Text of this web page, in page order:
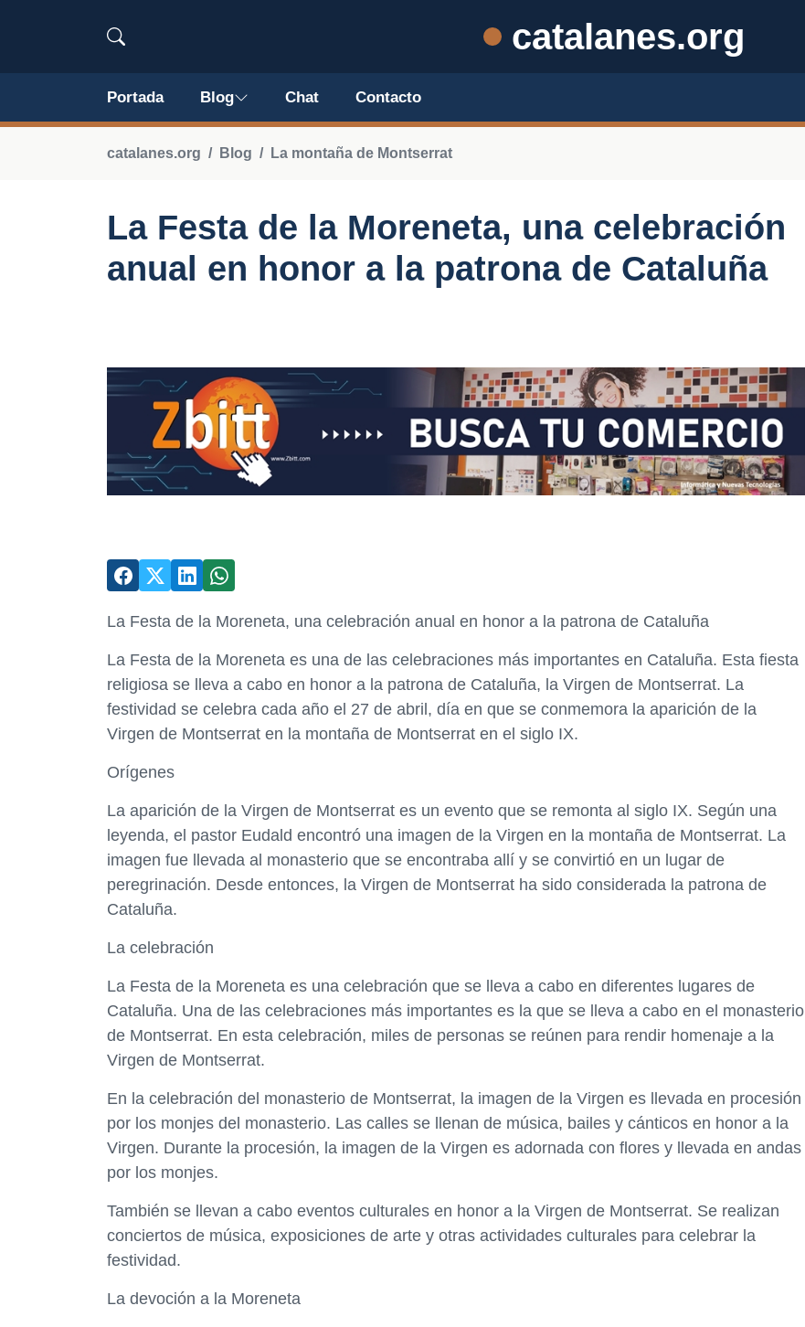
catalanes.org
Portada Blog Chat Contacto
catalanes.org Blog La montaña de Montserrat
La Festa de la Moreneta, una celebración
anual en honor a la patrona de Cataluña
La Festa de la Moreneta, una celebración anual en honor a la patrona de Cataluña
La Festa de la Moreneta es una de las celebraciones más importantes en Cataluña. Esta fiesta
religiosa se lleva a cabo en honor a la patrona de Cataluña, la Virgen de Montserrat. La
festividad se celebra cada año el 27 de abril, día en que se conmemora la aparición de la
Virgen de Montserrat en la montaña de Montserrat en el siglo IX.
Orígenes
La aparición de la Virgen de Montserrat es un evento que se remonta al siglo IX. Según una
leyenda, el pastor Eudald encontró una imagen de la Virgen en la montaña de Montserrat. La
imagen fue llevada al monasterio que se encontraba allí y se convirtió en un lugar de
peregrinación. Desde entonces, la Virgen de Montserrat ha sido considerada la patrona de
Cataluña.
La celebración
La Festa de la Moreneta es una celebración que se lleva a cabo en diferentes lugares de
Cataluña. Una de las celebraciones más importantes es la que se lleva a cabo en el monasterio
de Montserrat. En esta celebración, miles de personas se reúnen para rendir homenaje a la
Virgen de Montserrat.
En la celebración del monasterio de Montserrat, la imagen de la Virgen es llevada en procesión
por los monjes del monasterio. Las calles se llenan de música, bailes y cánticos en honor a la
Virgen. Durante la procesión, la imagen de la Virgen es adornada con flores y llevada en andas
por los monjes.
También se llevan a cabo eventos culturales en honor a la Virgen de Montserrat. Se realizan
conciertos de música, exposiciones de arte y otras actividades culturales para celebrar la
festividad.
La devoción a la Moreneta